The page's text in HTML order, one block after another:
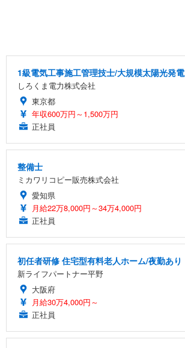
1級電気工事施工管理技士/大規模太陽光発
しろくま電力株式会社
東京都
年収600万円～1,500万円
正社員
整備士
ミカワリコピー販売株式会社
愛知県
月給22万8,000円～34万4,000円
正社員
初任者研修 住宅型有料老人ホーム/夜勤あり
新ライフパートナー平野
大阪府
月給30万4,000円～
正社員